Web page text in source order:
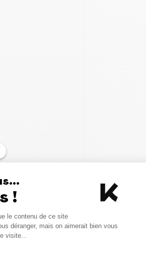
!
le contenu de ce site
déranger, mais on aimerait bien vous
visite...
Axeptio consent